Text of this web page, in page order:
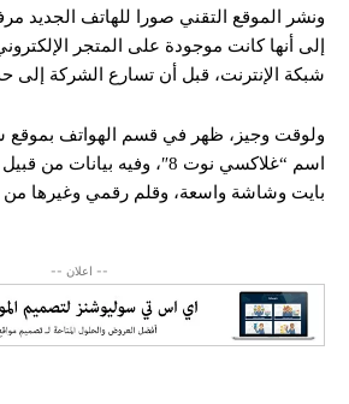
ونشر الموقع التقني صورا للهاتف الجديد
إلى أنها كانت موجودة على المتجر
شبكة الإنترنت، قبل أن تسارع الشركة إلى
ولوقت وجيز، ظهر في قسم الهواتف بموقع
بايت وشاشة واسعة، وقلم رقمي وغيرها من
-- اعلان --